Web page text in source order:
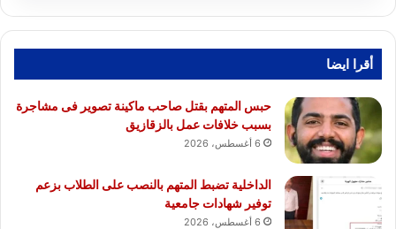
أقرا ايضا
حبس المتهم بقتل صاحب ماكينة تصوير فى مشاجرة
بسبب خلافات عمل بالزقازيق
6 أغسطس، 2026
الداخلية تضبط المتهم بالنصب على الطلاب بزعم
توفير شهادات جامعية
6 أغسطس، 2026